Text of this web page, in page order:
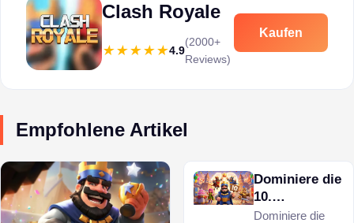
Clash Royale
4.9
(2000+
Reviews)
Kaufen
Empfohlene Artikel
Dominiere die
10.
Jubiläumssais
Dominiere die